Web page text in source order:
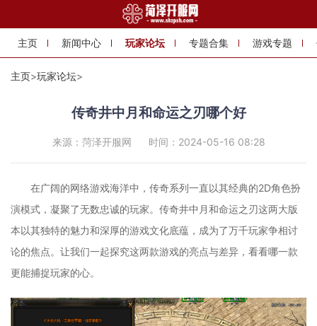
主页 新闻中心 玩家论坛 专题合集 游戏专题
主页>玩家论坛>
传奇井中月和命运之刃哪个好
来源：菏泽开服网 时间：2024-05-16 08:28
在广阔的网络游戏海洋中，传奇系列一直以其经典的2D角色扮
演模式，凝聚了无数忠诚的玩家。传奇井中月和命运之刃这两大版
本以其独特的魅力和深厚的游戏文化底蕴，成为了万千玩家争相讨
论的焦点。让我们一起探究这两款游戏的亮点与差异，看看哪一款
更能捕捉玩家的心。